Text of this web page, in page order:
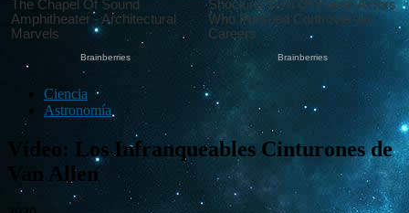
Ciencia
Astronomía
Vídeo: Los Infranqueables Cinturones de
Van Allen